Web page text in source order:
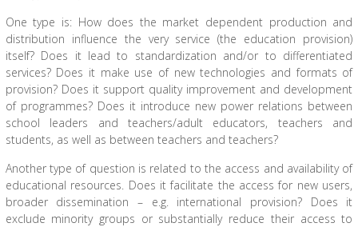
One type is: How does the market dependent production and
distribution influence the very service (the education provision)
itself? Does it lead to standardization and/or to differentiated
services? Does it make use of new technologies and formats of
provision? Does it support quality improvement and development
of programmes? Does it introduce new power relations between
school leaders and teachers/adult educators, teachers and
students, as well as between teachers and teachers?
Another type of question is related to the access and availability of
educational resources. Does it facilitate the access for new users,
broader dissemination – e.g. international provision? Does it
exclude minority groups or substantially reduce their access to